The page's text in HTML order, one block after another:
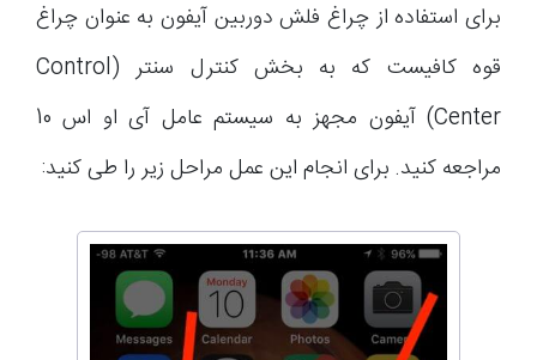
برای استفاده از چراغ فلش دوربین آیفون به عنوان چراغ
قوه کافیست که به بخش کنترل سنتر (Control
Center) آیفون مجهز به سیستم عامل آی او اس 10
مراجعه کنید. برای انجام این عمل مراحل زیر را طی کنید: